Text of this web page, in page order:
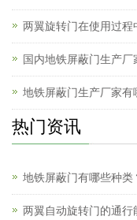
两翼旋转门在使用过程
国内地铁屏蔽门生产厂
地铁屏蔽门生产厂家有
热门资讯
地铁屏蔽门有哪些种类
两翼自动旋转门的通行